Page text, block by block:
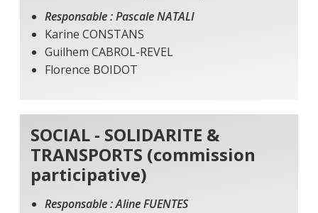
Responsable : Pascale NATALI
Karine CONSTANS
Guilhem CABROL-REVEL
Florence BOIDOT
SOCIAL - SOLIDARITE &
TRANSPORTS (commission
participative)
Responsable : Aline FUENTES